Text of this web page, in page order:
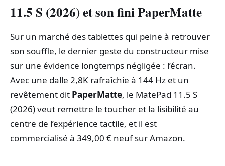
SCIENCES & TECH
11.5 S (2026) et son fini PaperMatte
Sur un marché des tablettes qui peine à retrouver
son souffle, le dernier geste du constructeur mise
sur une évidence longtemps négligée : l’écran.
Avec une dalle 2,8K rafraîchie à 144 Hz et un
revêtement dit PaperMatte, le MatePad 11.5 S
(2026) veut remettre le toucher et la lisibilité au
centre de l’expérience tactile, et il est
commercialisé à 349,00 € neuf sur Amazon.